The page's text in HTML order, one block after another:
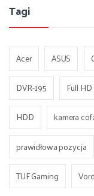
Tagi
Acer ASUS
DVR-195
Full HD
HDD
kamera
prawidłowa pozycja
TUF Gaming